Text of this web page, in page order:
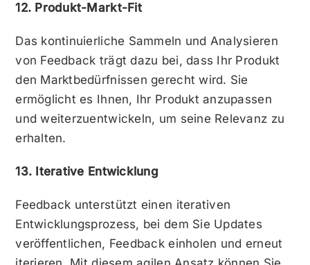
12. Produkt-Markt-Fit
Das kontinuierliche Sammeln und Analysieren
von Feedback trägt dazu bei, dass Ihr Produkt
den Marktbedürfnissen gerecht wird. Sie
ermöglicht es Ihnen, Ihr Produkt anzupassen
und weiterzuentwickeln, um seine Relevanz zu
erhalten.
13. Iterative Entwicklung
Feedback unterstützt einen iterativen
Entwicklungsprozess, bei dem Sie Updates
veröffentlichen, Feedback einholen und erneut